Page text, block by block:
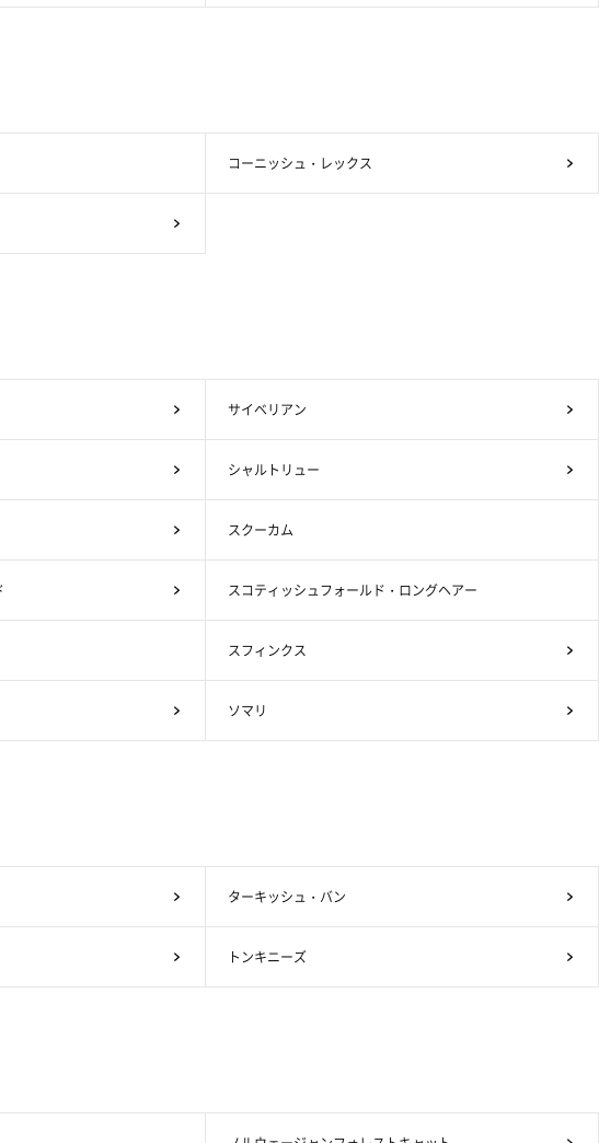
コーニッシュ・レックス
サイベリアン
シャルトリュー
スクーカム
スコティッシュフォールド・ロングヘアー
スフィンクス
ソマリ
ターキッシュ・バン
トンキニーズ